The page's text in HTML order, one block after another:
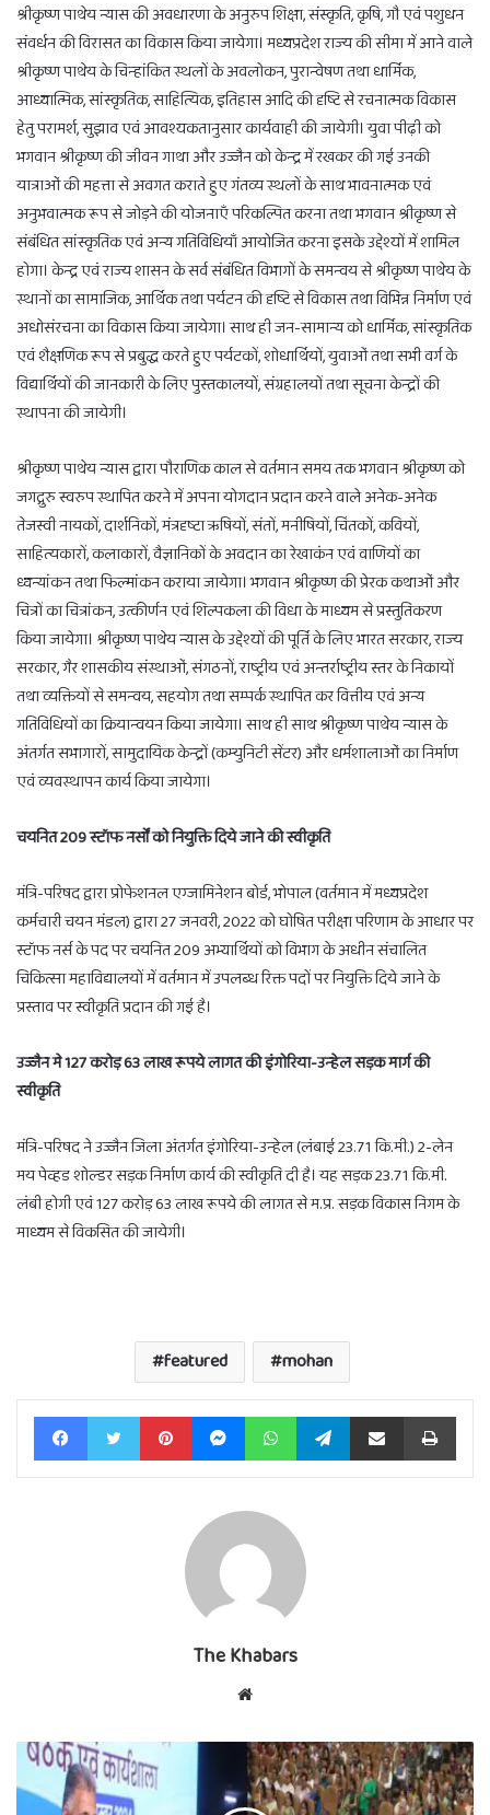
श्रीकृष्ण पाथेय न्यास की अवधारणा के अनुरुप शिक्षा, संस्कृति, कृषि, गौ एवं पशुधन
संवर्धन की विरासत का विकास किया जायेगा। मध्यप्रदेश राज्य की सीमा में आने वाले
श्रीकृष्ण पाथेय के चिन्हांकित स्थलों के अवलोकन, पुरान्वेषण तथा धार्मिक,
आध्यात्मिक, सांस्कृतिक, साहित्यिक, इतिहास आदि की दृष्टि से रचनात्मक विकास
हेतु परामर्श, सुझाव एवं आवश्यकतानुसार कार्यवाही की जायेगी। युवा पीढ़ी को
भगवान श्रीकृष्ण की जीवन गाथा और उज्जैन को केन्द्र में रखकर की गई उनकी
यात्राओं की महत्ता से अवगत कराते हुए गंतव्य स्थलों के साथ भावनात्मक एवं
अनुभवात्मक रूप से जोड़ने की योजनाएँ परिकल्पित करना तथा भगवान श्रीकृष्ण से
संबंधित सांस्कृतिक एवं अन्य गतिविधियाँ आयोजित करना इसके उद्देश्यों में शामिल
होगा। केन्द्र एवं राज्य शासन के सर्व संबंधित विभागों के समन्वय से श्रीकृष्ण पाथेय के
स्थानों का सामाजिक, आर्थिक तथा पर्यटन की दृष्टि से विकास तथा विभिन्न निर्माण एवं
अधोसंरचना का विकास किया जायेगा। साथ ही जन-सामान्य को धार्मिक, सांस्कृतिक
एवं शैक्षणिक रूप से प्रबुद्ध करते हुए पर्यटकों, शोधार्थियों, युवाओं तथा सभी वर्ग के
विद्यार्थियों की जानकारी के लिए पुस्तकालयों, संग्रहालयों तथा सूचना केन्द्रों की
स्थापना की जायेगी।
श्रीकृष्ण पाथेय न्यास द्वारा पौराणिक काल से वर्तमान समय तक भगवान श्रीकृष्ण को
जगद्गुरु स्वरुप स्थापित करने में अपना योगदान प्रदान करने वाले अनेक-अनेक
तेजस्वी नायकों, दार्शनिकों, मंत्रदृष्टा ऋषियों, संतों, मनीषियों, चिंतकों, कवियों,
साहित्यकारों, कलाकारों, वैज्ञानिकों के अवदान का रेखाकंन एवं वाणियों का
ध्वन्यांकन तथा फिल्मांकन कराया जायेगा। भगवान श्रीकृष्ण की प्रेरक कथाओं और
चित्रों का चित्रांकन, उत्कीर्णन एवं शिल्पकला की विधा के माध्यम से प्रस्तुतिकरण
किया जायेगा। श्रीकृष्ण पाथेय न्यास के उद्देश्यों की पूर्ति के लिए भारत सरकार, राज्य
सरकार, गैर शासकीय संस्थाओं, संगठनों, राष्ट्रीय एवं अन्तर्राष्ट्रीय स्तर के निकायों
तथा व्यक्तियों से समन्वय, सहयोग तथा सम्पर्क स्थापित कर वित्तीय एवं अन्य
गतिविधियों का क्रियान्वयन किया जायेगा। साथ ही साथ श्रीकृष्ण पाथेय न्यास के
अंतर्गत सभागारों, सामुदायिक केन्द्रों (कम्युनिटी सेंटर) और धर्मशालाओं का निर्माण
एवं व्यवस्थापन कार्य किया जायेगा।
चयनित 209 स्टॉफ नर्सों को नियुक्ति दिये जाने की स्वीकृति
मंत्रि-परिषद द्वारा प्रोफेशनल एग्जामिनेशन बोर्ड, भोपाल (वर्तमान में मध्यप्रदेश
कर्मचारी चयन मंडल) द्वारा 27 जनवरी, 2022 को घोषित परीक्षा परिणाम के आधार पर
स्टॉफ नर्स के पद पर चयनित 209 अभ्यार्थियों को विभाग के अधीन संचालित
चिकित्सा महाविद्यालयों में वर्तमान में उपलब्ध रिक्त पदों पर नियुक्ति दिये जाने के
प्रस्ताव पर स्वीकृति प्रदान की गई है।
उज्जैन मे 127 करोड़ 63 लाख रूपये लागत की इंगोरिया-उन्हेल सड़क मार्ग की
स्वीकृति
मंत्रि-परिषद ने उज्जैन जिला अंतर्गत इंगोरिया-उन्हेल (लंबाई 23.71 कि.मी.) 2-लेन
मय पेव्हड शोल्डर सड़क निर्माण कार्य की स्वीकृति दी है। यह सड़क 23.71 कि.मी.
लंबी होगी एवं 127 करोड़ 63 लाख रूपये की लागत से म.प्र. सड़क विकास निगम के
माध्यम से विकसित की जायेगी।
featured mohan
FacebookTwitter PinterestMessengerWhatsAppTelegramShare via Email Print
The Khabars
Website